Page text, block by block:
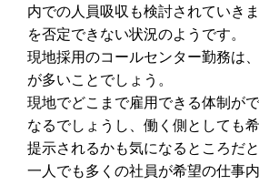
内での人員吸収も検討されていき
を否定できない状況のようです。
現地採用のコールセンター勤務は
が多いことでしょう。
現地でどこまで雇用できる体制が
なるでしょうし、働く側としても
提示されるかも気になるところだと
一人でも多くの社員が希望の仕事